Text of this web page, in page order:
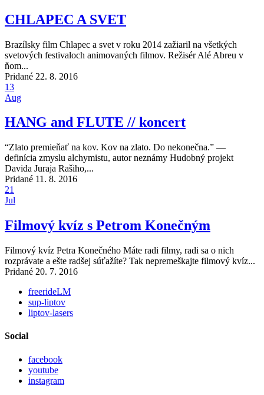
CHLAPEC A SVET
Brazílsky film Chlapec a svet v roku 2014 zažiaril na všetkých
svetových festivaloch animovaných filmov. Režisér Alé Abreu v
ňom...
Pridané 22. 8. 2016
13
Aug
HANG and FLUTE // koncert
“Zlato premieňať na kov. Kov na zlato. Do nekonečna.” —
definícia zmyslu alchymistu, autor neznámy Hudobný projekt
Davida Juraja Rašiho,...
Pridané 11. 8. 2016
21
Jul
Filmový kvíz s Petrom Konečným
Filmový kvíz Petra Konečného Máte radi filmy, radi sa o nich
rozprávate a ešte radšej súťažíte? Tak nepremeškajte filmový kvíz...
Pridané 20. 7. 2016
freerideLM
sup-liptov
liptov-lasers
Social
facebook
youtube
instagram